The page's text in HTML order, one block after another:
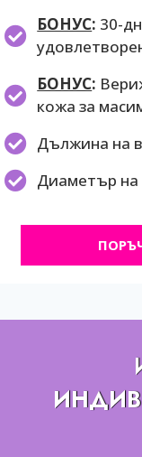
БОНУС: 30-
БОНУС:
кожа за
Дължина на
Диаметър на